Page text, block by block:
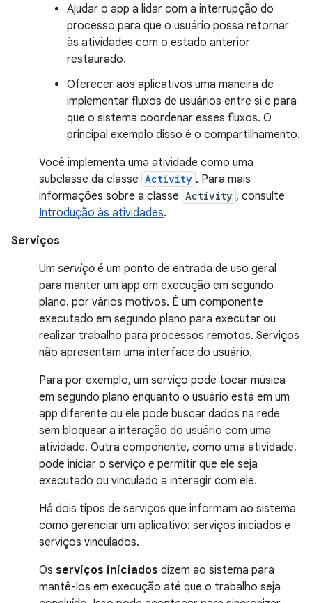
Ajudar o app a lidar com a interrupção do
processo para que o usuário possa retornar
às atividades com o estado anterior
restaurado.
Oferecer aos aplicativos uma maneira de
implementar fluxos de usuários entre si e para
que o sistema coordenar esses fluxos. O
principal exemplo disso é o compartilhamento.
Você implementa uma atividade como uma
subclasse da classe Activity . Para mais
informações sobre a classe Activity , consulte
Introdução às atividades.
Serviços
Um serviço é um ponto de entrada de uso geral
para manter um app em execução em segundo
plano. por vários motivos. É um componente
executado em segundo plano para executar ou
realizar trabalho para processos remotos. Serviços
não apresentam uma interface do usuário.
Para por exemplo, um serviço pode tocar música
em segundo plano enquanto o usuário está em um
app diferente ou ele pode buscar dados na rede
sem bloquear a interação do usuário com uma
atividade. Outra componente, como uma atividade,
pode iniciar o serviço e permitir que ele seja
executado ou vinculado a interagir com ele.
Há dois tipos de serviços que informam ao sistema
como gerenciar um aplicativo: serviços iniciados e
serviços vinculados.
Os serviços iniciados dizem ao sistema para
mantê-los em execução até que o trabalho seja